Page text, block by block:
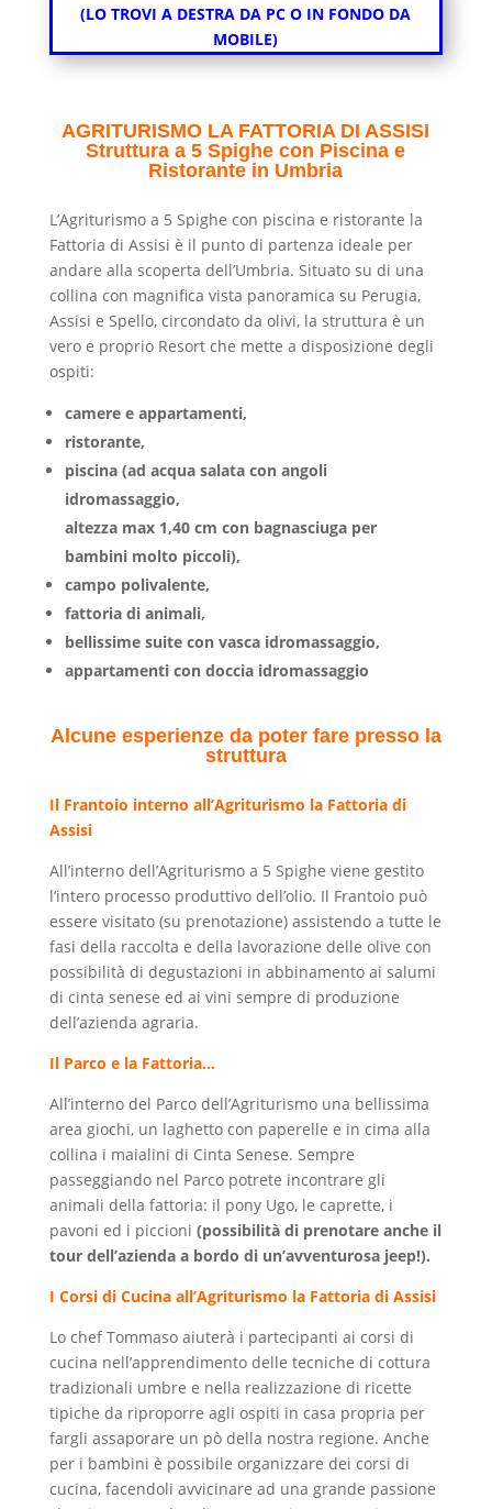
(LO TROVI A DESTRA DA PC O IN FONDO DA
MOBILE)
AGRITURISMO LA FATTORIA DI ASSISI
Struttura a 5 Spighe con Piscina e
Ristorante in Umbria
L’Agriturismo a 5 Spighe con piscina e ristorante la
Fattoria di Assisi è il punto di partenza ideale per
andare alla scoperta dell’Umbria. Situato su di una
collina con magnifica vista panoramica su Perugia,
Assisi e Spello, circondato da olivi, la struttura è un
vero e proprio Resort che mette a disposizione degli
ospiti:
camere e appartamenti,
ristorante,
piscina (ad acqua salata con angoli
idromassaggio,
altezza max 1,40 cm con bagnasciuga per
bambini molto piccoli),
campo polivalente,
fattoria di animali,
bellissime suite con vasca idromassaggio,
appartamenti con doccia idromassaggio
Alcune esperienze da poter fare presso la
struttura
Il Frantoio interno all’Agriturismo la Fattoria di
Assisi
All’interno dell’Agriturismo a 5 Spighe viene gestito
l’intero processo produttivo dell’olio. Il Frantoio può
essere visitato (su prenotazione) assistendo a tutte le
fasi della raccolta e della lavorazione delle olive con
possibilità di degustazioni in abbinamento ai salumi
di cinta senese ed ai vini sempre di produzione
dell’azienda agraria.
Il Parco e la Fattoria…
All’interno del Parco dell’Agriturismo una bellissima
area giochi, un laghetto con paperelle e in cima alla
collina i maialini di Cinta Senese. Sempre
passeggiando nel Parco potrete incontrare gli
animali della fattoria: il pony Ugo, le caprette, i
pavoni ed i piccioni (possibilità di prenotare anche il
tour dell’azienda a bordo di un’avventurosa jeep!).
I Corsi di Cucina all’Agriturismo la Fattoria di Assisi
Lo chef Tommaso aiuterà i partecipanti ai corsi di
cucina nell’apprendimento delle tecniche di cottura
tradizionali umbre e nella realizzazione di ricette
tipiche da riproporre agli ospiti in casa propria per
fargli assaporare un pò della nostra regione. Anche
per i bambini è possibile organizzare dei corsi di
cucina, facendoli avvicinare ad una grande passione